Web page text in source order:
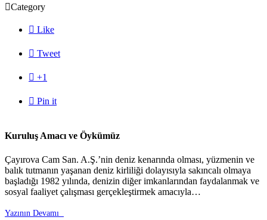
Category
 Like
 Tweet
 +1
 Pin it
Kuruluş Amacı ve Öykümüz
Çayırova Cam San. A.Ş.’nin deniz kenarında olması, yüzmenin ve
balık tutmanın yaşanan deniz kirliliği dolayısıyla sakıncalı olmaya
başladığı 1982 yılında, denizin diğer imkanlarından faydalanmak ve
sosyal faaliyet çalışması gerçekleştirmek amacıyla…
Yazının Devamı